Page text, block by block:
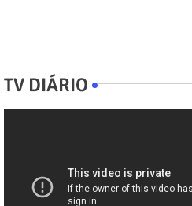
TV DIÁRIO